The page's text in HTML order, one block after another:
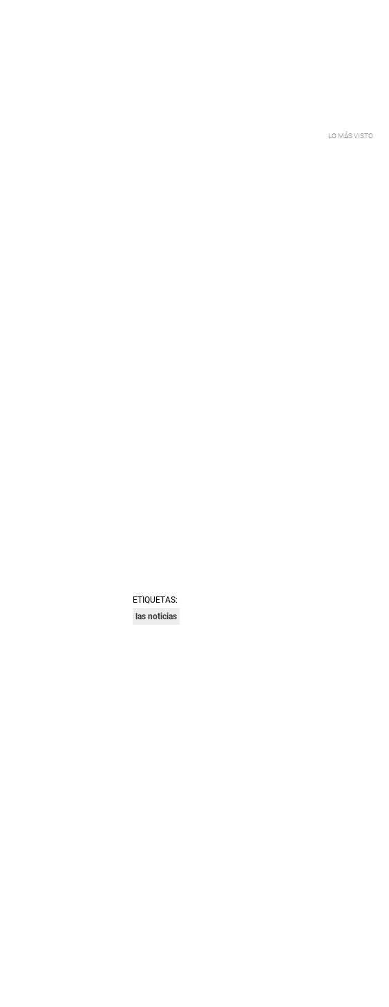
ETIQUETAS:
las noticias